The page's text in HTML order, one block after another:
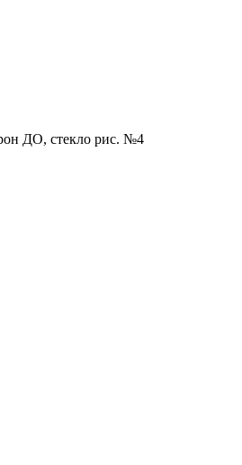
ДО, стекло рис. №4